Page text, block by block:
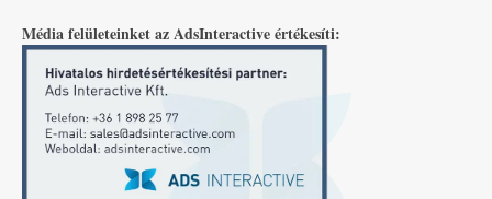
Média felületeinket az AdsInteractive értékesíti: